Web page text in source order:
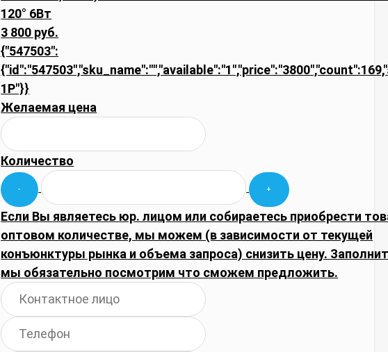
120° 6Вт
3 800 руб.
{"547503":
1P"}}
Желаемая цена
Количество
Если Вы являетесь юр. лицом или собираетесь приобрести
оптовом количестве, мы можем (в зависимости от текущей
конъюнктуры рынка и объема запроса) снизить цену.
мы обязательно посмотрим что сможем предложить.